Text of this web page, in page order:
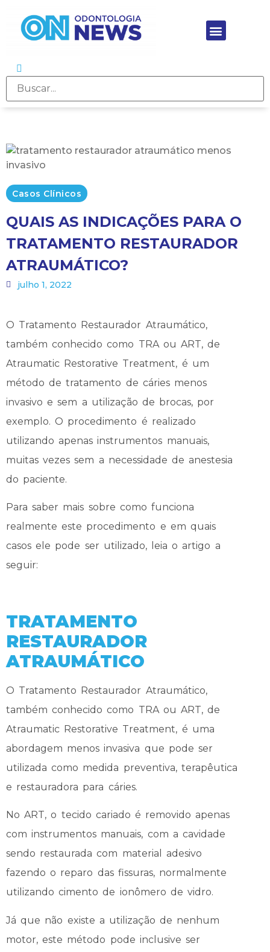
Casos Clínicos
QUAIS AS INDICAÇÕES PARA O
TRATAMENTO RESTAURADOR
ATRAUMÁTICO?
julho 1, 2022
O Tratamento Restaurador Atraumático,
também conhecido como TRA ou ART, de
Atraumatic Restorative Treatment, é um
método de tratamento de cáries menos
invasivo e sem a utilização de brocas, por
exemplo. O procedimento é realizado
utilizando apenas instrumentos manuais,
muitas vezes sem a necessidade de anestesia
do paciente.
Para saber mais sobre como funciona
realmente este procedimento e em quais
casos ele pode ser utilizado, leia o artigo a
seguir:
TRATAMENTO
RESTAURADOR
ATRAUMÁTICO
O Tratamento Restaurador Atraumático,
também conhecido como TRA ou ART, de
Atraumatic Restorative Treatment, é uma
abordagem menos invasiva que pode ser
utilizada como medida preventiva, terapêutica
e restauradora para cáries.
No ART, o tecido cariado é removido apenas
com instrumentos manuais, com a cavidade
sendo restaurada com material adesivo
fazendo o reparo das fissuras, normalmente
utilizando cimento de ionômero de vidro.
Já que não existe a utilização de nenhum
motor, este método pode inclusive ser